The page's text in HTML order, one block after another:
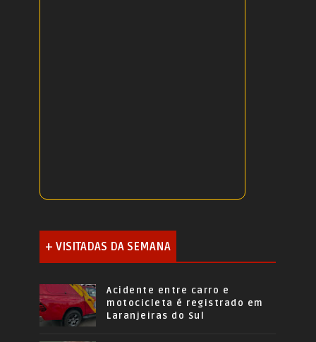
+ VISITADAS DA SEMANA
Acidente entre carro e
motocicleta é registrado em
Laranjeiras do Sul